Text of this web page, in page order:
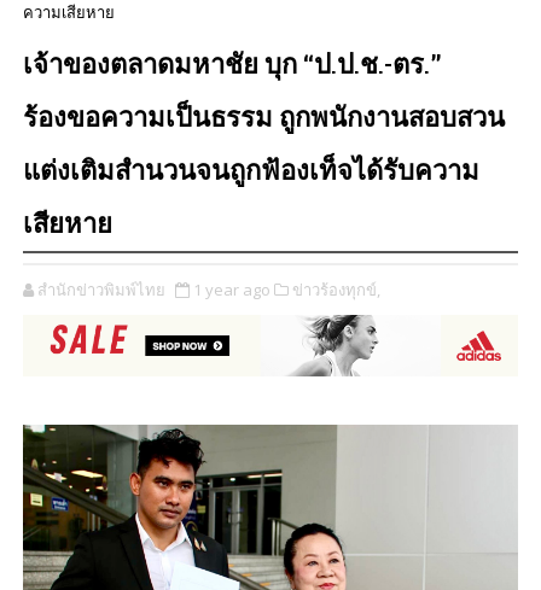
ความเสียหาย
เจ้าของตลาดมหาชัย บุก “ป.ป.ช.-ตร.”
ร้องขอความเป็นธรรม ถูกพนักงานสอบสวน
แต่งเติมสำนวนจนถูกฟ้องเท็จได้รับความ
เสียหาย
สำนักข่าวพิมพ์ไทย 1 year ago ข่าวร้องทุกข์,